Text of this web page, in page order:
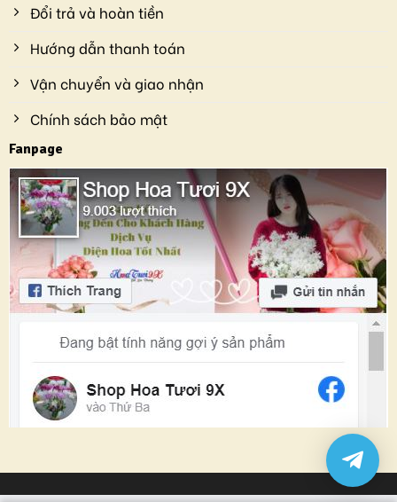
Đổi trả và hoàn tiền
Hướng dẫn thanh toán
Vận chuyển và giao nhận
Chính sách bảo mật
Fanpage